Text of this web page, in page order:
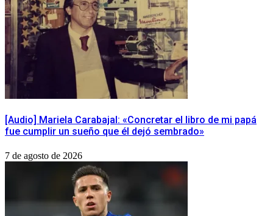
[Audio] Mariela Carabajal: «Concretar el libro de mi papá
fue cumplir un sueño que él dejó sembrado»
7 de agosto de 2026